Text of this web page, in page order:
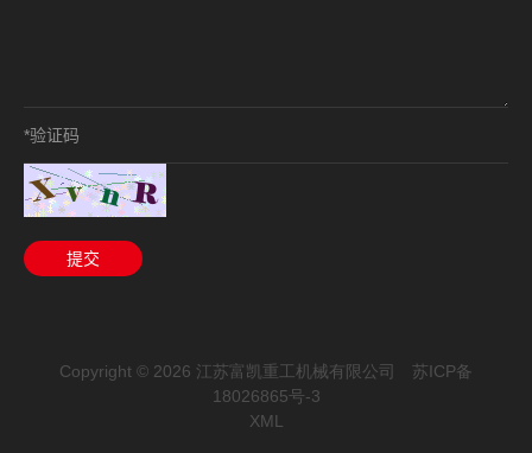
Copyright © 2026 江苏富凯重工机械有限公司 苏ICP备
18026865号-3
XML